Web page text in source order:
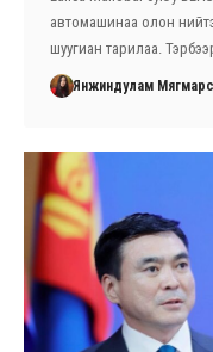
автомашинаа олон
шуугиан тарилаа.
Янжиндулам